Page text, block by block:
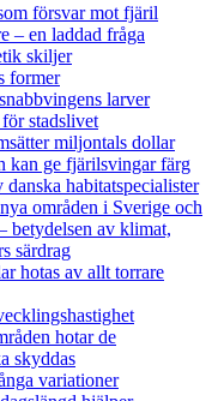
försvar mot fjäril
– en laddad fråga
skiljer
former
larver
stadslivet
miljontals dollar
kan ge fjärilsvingar färg
habitatspecialister
områden i Sverige och
betydelsen av klimat,
särdrag
hotas av allt torrare
hotar de
skyddas
variationer